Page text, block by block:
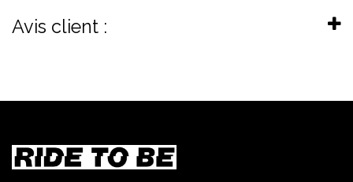
Avis client :